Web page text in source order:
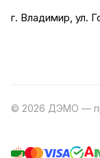
г. Владимир, ул.
© 2026 ДЭМО —